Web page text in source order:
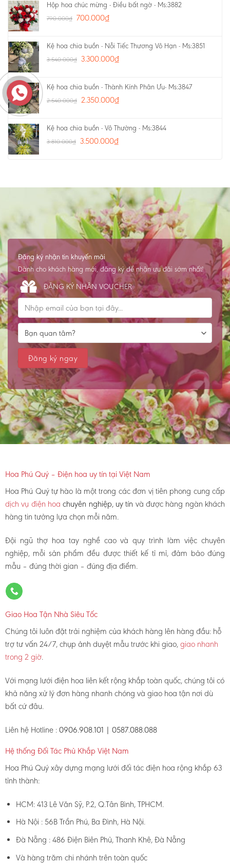
Hộp hoa chúc mừng - Điều bất ngờ - Ms:3882
790.000₫ 700.000₫
Kệ hoa chia buồn - Nỗi Tiếc Thương Vô Hạn - Ms:3851
3.540.000₫ 3.300.000₫
Kệ hoa chia buồn - Thành Kính Phân Ưu- Ms:3847
2.540.000₫ 2.350.000₫
Kệ hoa chia buồn - Vô Thường - Ms:3844
3.810.000₫ 3.500.000₫
Đăng ký nhận tin khuyến mãi
Dành cho khách hàng mới, đăng ký để nhận ưu đãi sớm nhất!
ĐĂNG KÝ NHẬN VOUCHER
Hoa Phú Quý – Điện hoa uy tín tại Việt Nam
Hoa Phú Quý tự hào là một trong các đơn vị tiên phong cung cấp
dịch vụ điện hoachuyên nghiệp, uy tín và được hàng ngàn khách
hàng tin tưởng lựa chọn mỗi năm.
Đội ngũ thợ hoa tay nghề cao và quy trình làm việc chuyên
nghiệp, mỗi sản phẩm đều được thiết kế tỉ mỉ, đảm bảo đúng
mẫu – đúng thời gian – đúng địa điểm.
Giao Hoa Tận Nhà Siêu Tốc
Chúng tôi luôn đặt trải nghiệm của khách hàng lên hàng đầu: hỗ
trợ tư vấn 24/7, chụp ảnh duyệt mẫu trước khi giao,giao nhanh
trong 2 giờ.
Với mạng lưới điện hoa liên kết rộng khắp toàn quốc, chúng tôi có
khả năng xử lý đơn hàng nhanh chóng và giao hoa tận nơi dù
bất cứ đâu.
Liên hệ Hotline : 0906.908.101 | 0587.088.088
Hệ thống Đối Tác Phủ Khắp Việt Nam
Hoa Phú Quý xây dựng mạng lưới đối tác điện hoa rộng khắp 63
tỉnh thành:
HCM: 413 Lê Văn Sỹ, P.2, Q.Tân Bình, TPHCM.
Hà Nội : 56B Trần Phú, Ba Đình, Hà Nội.
Đà Nẵng : 486 Điện Biên Phủ, Thanh Khê, Đà Nẵng
Và hàng trăm chi nhánh trên toàn quốc